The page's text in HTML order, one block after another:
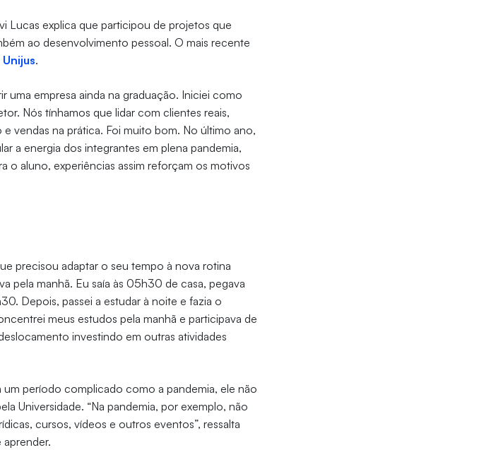
Lucas explica que participou de projetos que
ao desenvolvimento pessoal. O mais recente
.
uma empresa ainda na graduação. Iniciei como
Nós tínhamos que lidar com clientes reais,
vendas na prática. Foi muito bom. No último ano,
a energia dos integrantes em plena pandemia,
o aluno, experiências assim reforçam os motivos
precisou adaptar o seu tempo à nova rotina
pela manhã. Eu saía às 05h30 de casa, pegava
Depois, passei a estudar à noite e fazia o
meus estudos pela manhã e participava de
investindo em outras atividades
período complicado como a pandemia, ele não
Universidade. “Na pandemia, por exemplo, não
cursos, vídeos e outros eventos”, ressalta